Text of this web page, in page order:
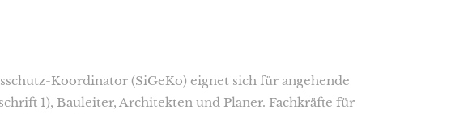
Koordinator (SiGeKo) eignet sich für angehende
1), Bauleiter, Architekten und Planer. Fachkräfte für